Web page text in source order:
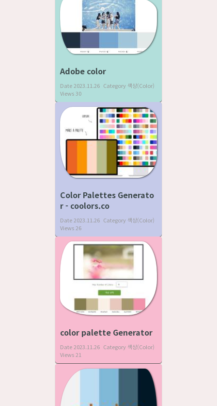
Adobe color
Date 2023.11.26 Category 색상(Color)
Views30
Color Palettes Generato
r - coolors.co
Date 2023.11.26 Category 색상(Color)
Views 26
color palette Generator
Date2023.11.26 Category 색상(Color)
Views21